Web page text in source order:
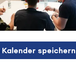
Kalender speichern